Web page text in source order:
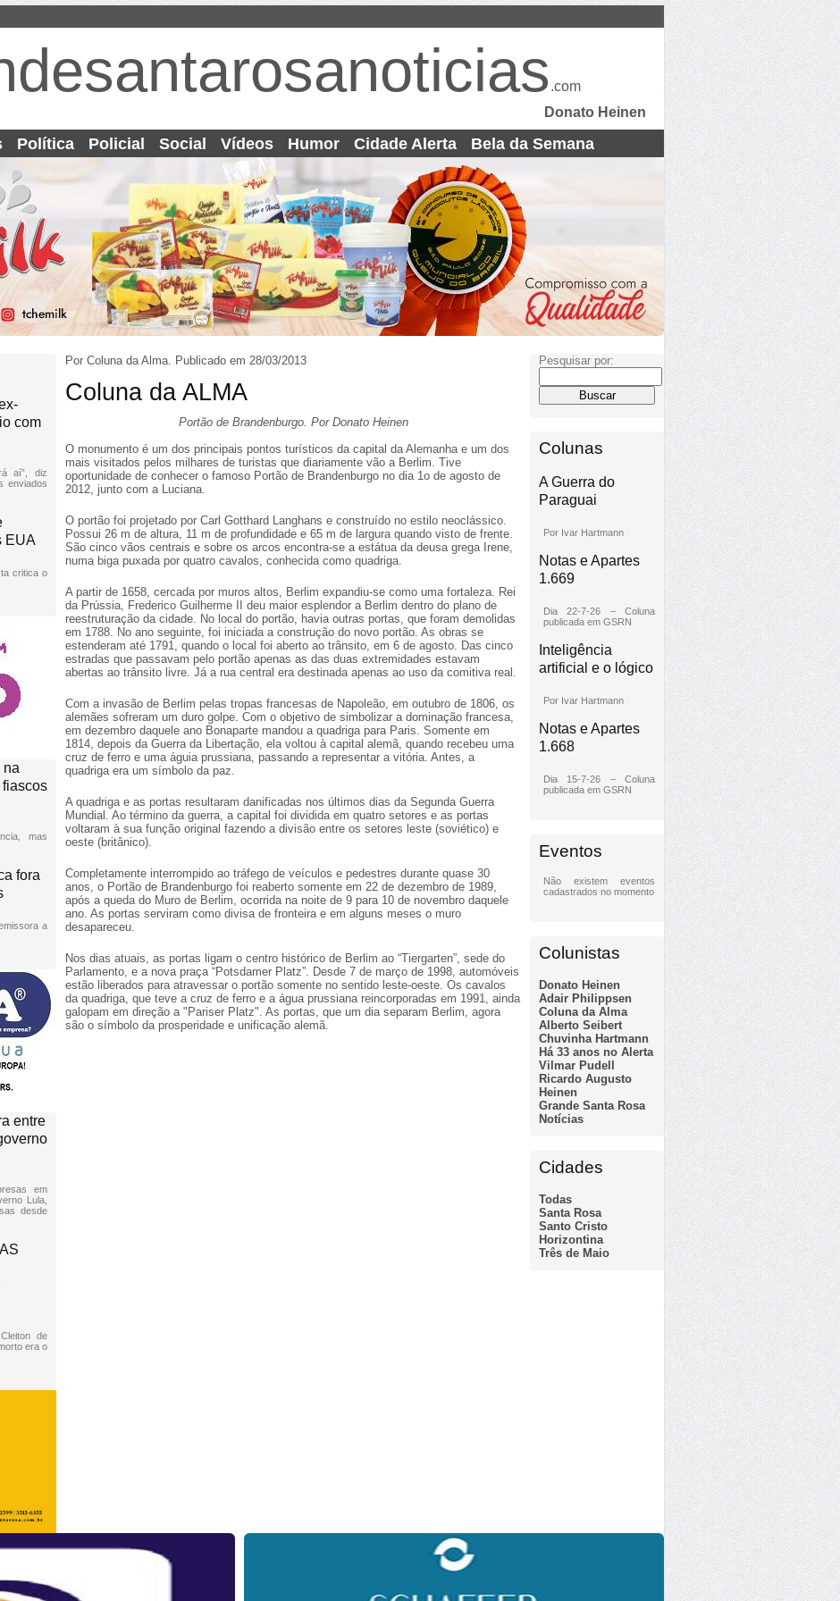
.com
Donato Heinen
Política Policial Social Vídeos Humor Cidade Alerta Bela da Semana
com
aí”, diz
enviados
EUA
critica o
na
mas
fora
a
entre
em
Lula,
desde
de
era o
Por Coluna da Alma. Publicado em 28/03/2013
Coluna da ALMA
Portão de Brandenburgo. Por Donato Heinen
O monumento é um dos principais pontos turísticos da capital da Alemanha e um dos
mais visitados pelos milhares de turistas que diariamente vão a Berlim. Tive
oportunidade de conhecer o famoso Portão de Brandenburgo no dia 1o de agosto de
2012, junto com a Luciana.
O portão foi projetado por Carl Gotthard Langhans e construído no estilo neoclássico.
Possui 26 m de altura, 11 m de profundidade e 65 m de largura quando visto de frente.
São cinco vãos centrais e sobre os arcos encontra-se a estátua da deusa grega Irene,
numa biga puxada por quatro cavalos, conhecida como quadriga.
A partir de 1658, cercada por muros altos, Berlim expandiu-se como uma fortaleza. Rei
da Prússia, Frederico Guilherme II deu maior esplendor a Berlim dentro do plano de
reestruturação da cidade. No local do portão, havia outras portas, que foram demolidas
em 1788. No ano seguinte, foi iniciada a construção do novo portão. As obras se
estenderam até 1791, quando o local foi aberto ao trânsito, em 6 de agosto. Das cinco
estradas que passavam pelo portão apenas as das duas extremidades estavam
abertas ao trânsito livre. Já a rua central era destinada apenas ao uso da comitiva real.
Com a invasão de Berlim pelas tropas francesas de Napoleão, em outubro de 1806, os
alemães sofreram um duro golpe. Com o objetivo de simbolizar a dominação francesa,
em dezembro daquele ano Bonaparte mandou a quadriga para Paris. Somente em
1814, depois da Guerra da Libertação, ela voltou à capital alemã, quando recebeu uma
cruz de ferro e uma águia prussiana, passando a representar a vitória. Antes, a
quadriga era um símbolo da paz.
A quadriga e as portas resultaram danificadas nos últimos dias da Segunda Guerra
Mundial. Ao término da guerra, a capital foi dividida em quatro setores e as portas
voltaram à sua função original fazendo a divisão entre os setores leste (soviético) e
oeste (britânico).
Completamente interrompido ao tráfego de veículos e pedestres durante quase 30
anos, o Portão de Brandenburgo foi reaberto somente em 22 de dezembro de 1989,
após a queda do Muro de Berlim, ocorrida na noite de 9 para 10 de novembro daquele
ano. As portas serviram como divisa de fronteira e em alguns meses o muro
desapareceu.
Nos dias atuais, as portas ligam o centro histórico de Berlim ao “Tiergarten”, sede do
Parlamento, e a nova praça “Potsdamer Platz”. Desde 7 de março de 1998, automóveis
estão liberados para atravessar o portão somente no sentido leste-oeste. Os cavalos
da quadriga, que teve a cruz de ferro e a água prussiana reincorporadas em 1991, ainda
galopam em direção a "Pariser Platz". As portas, que um dia separam Berlim, agora
são o símbolo da prosperidade e unificação alemã.
Pesquisar por:
Colunas
A Guerra do
Paraguai
Por Ivar Hartmann
Notas e Apartes
1.669
Dia 22-7-26 – Coluna
publicada em GSRN
Inteligência
artificial e o lógico
Por Ivar Hartmann
Notas e Apartes
1.668
Dia 15-7-26 – Coluna
publicada em GSRN
Eventos
Não existem eventos
cadastrados no momento
Colunistas
Donato Heinen
Adair Philippsen
Coluna da Alma
Alberto Seibert
Chuvinha Hartmann
Há 33 anos no Alerta
Vilmar Pudell
Ricardo Augusto
Heinen
Grande Santa Rosa
Notícias
Cidades
Todas
Santa Rosa
Santo Cristo
Horizontina
Três de Maio